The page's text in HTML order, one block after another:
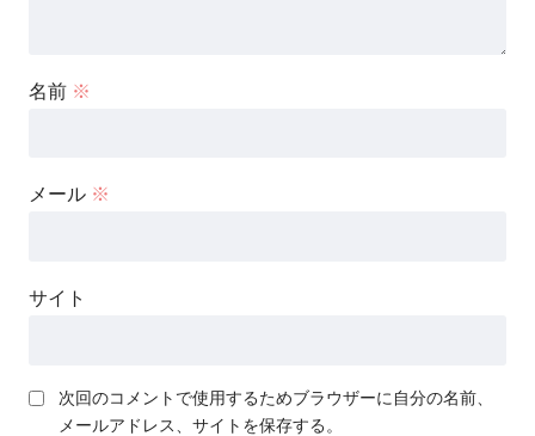
名前 ※
メール ※
サイト
次回のコメントで使用するためブラウザーに自分の名前、
メールアドレス、サイトを保存する。